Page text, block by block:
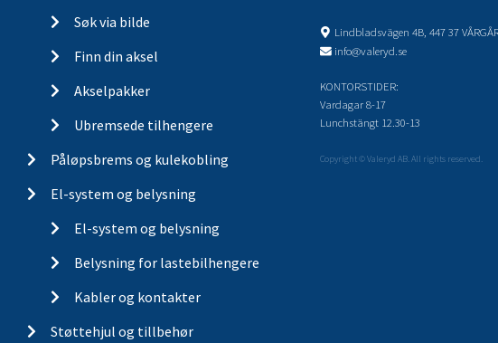
Søk via bilde
Finn din aksel
Akselpakker
Ubremsede tilhengere
Påløpsbrems og kulekobling
El-system og belysning
El-system og belysning
Belysning for lastebilhengere
Kabler og kontakter
Støttehjul og tillbehør
Lindbladsvägen 4B, 447 37
info@valeryd.se
KONTORSTIDER:
Vardagar 8-17
Lunchstängt 12.30-13
Copyright © Valeryd AB. All rights reserved.